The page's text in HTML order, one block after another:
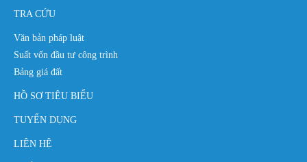
TRA CỨU
Văn bản pháp luật
Suất vốn đầu tư công trình
Bảng giá đất
HỒ SƠ TIÊU BIỂU
TUYỂN DỤNG
LIÊN HỆ